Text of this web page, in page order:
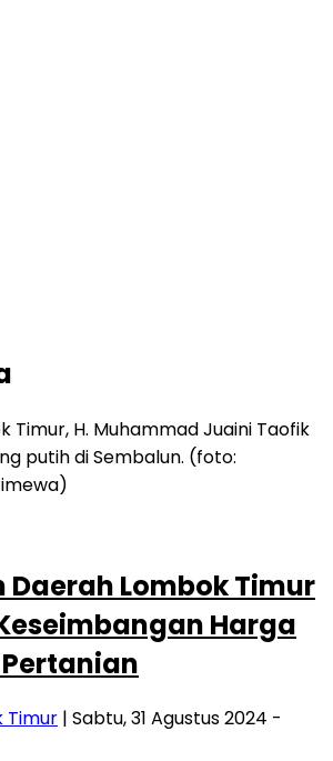
Daerah Lombok Timur
Harga
Timur | Sabtu, 31 Agustus 2024 -